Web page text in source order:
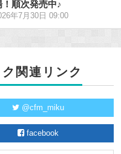
！順次発売中♪
年7月30日 09:00
関連リンク
@cfm_miku
facebook